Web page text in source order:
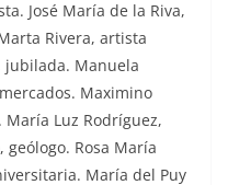
José María de la Riva,
Rivera, artista
jubilada. Manuela
Maximino
Luz Rodríguez,
geólogo. Rosa María
María del Puy